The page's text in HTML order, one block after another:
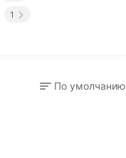
1
По умолчанию